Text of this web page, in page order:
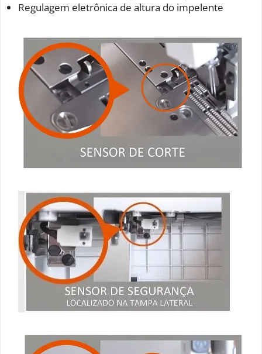
Regulagem eletrônica de altura do impelente